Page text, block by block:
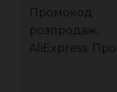
Промокод
AliExpress.